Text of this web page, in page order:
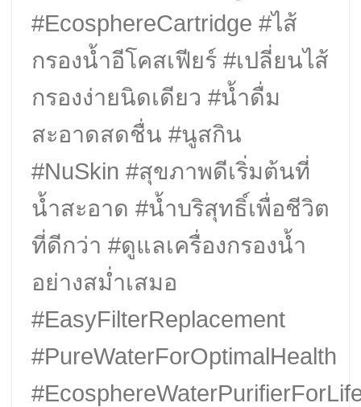
#EcosphereCartridge #ไส้
กรองน้ำอีโคสเฟียร์ #เปลี่ยนไส้
กรองง่ายนิดเดียว #น้ำดื่ม
สะอาดสดชื่น #นูสกิน
#NuSkin #สุขภาพดีเริ่มต้นที่
น้ำสะอาด #น้ำบริสุทธิ์เพื่อชีวิต
ที่ดีกว่า #ดูแลเครื่องกรองน้ำ
อย่างสม่ำเสมอ
#EasyFilterReplacement
#PureWaterForOptimalHealth